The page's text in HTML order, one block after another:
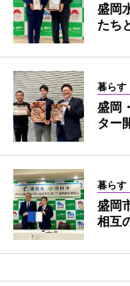
盛岡
たち
暮らす
盛岡
ター
暮らす
盛岡
相互